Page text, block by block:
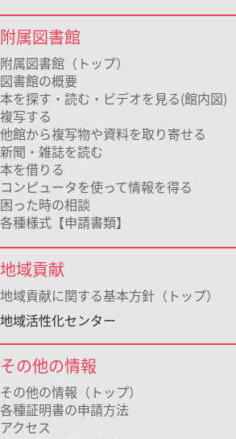
附属図書館
附属図書館（トップ）
図書館の概要
本を探す・読む・ビデオを見る(館内図)
複写する
他館から複写物や資料を取り寄せる
新聞・雑誌を読む
本を借りる
コンピュータを使って情報を得る
困った時の相談
各種様式【申請書類】
地域貢献
地域貢献に関する基本方針（トップ）
地域活性化センター
その他の情報
その他の情報（トップ）
各種証明書の申請方法
アクセス